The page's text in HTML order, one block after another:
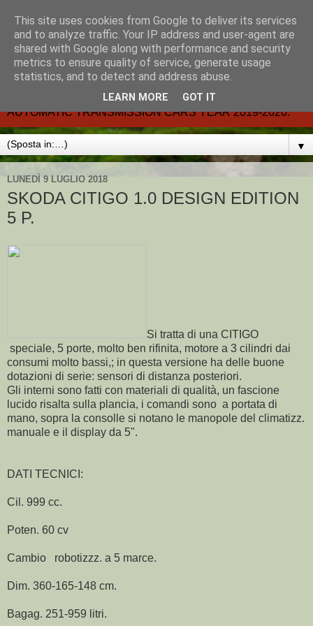
CARMATIC-®-All about
automatic cars.
Dal 2002- email.-marcvent@inwind.it.- NEW BOOK-
AUTOMATIC TRANSMISSION CARS YEAR 2019-2020.
▼
LUNEDÌ 9 LUGLIO 2018
SKODA CITIGO 1.0 DESIGN EDITION
5 P.
Si tratta di una CITIGO
speciale, 5 porte, molto ben rifinita, motore a 3 cilindri dai
consumi molto bassi,; in questa versione ha delle buone
dotazioni di serie: sensori di distanza posteriori.
Gli interni sono fatti con materiali di qualità, un fascione
lucido risalta sulla plancia, i comandi sono a portata di
mano, sopra la consolle si notano le manopole del climatizz.
manuale e il display da 5".
DATI TECNICI:
Cil. 999 cc.
Poten. 60 cv
Cambio robotizzz. a 5 marce.
Dim. 360-165-148 cm.
Bagag. 251-959 litri.
This site uses cookies from Google to deliver its services
and to analyze traffic. Your IP address and user-agent are
shared with Google along with performance and security
metrics to ensure quality of service, generate usage
statistics, and to detect and address abuse.
LEARN MORE GOT IT